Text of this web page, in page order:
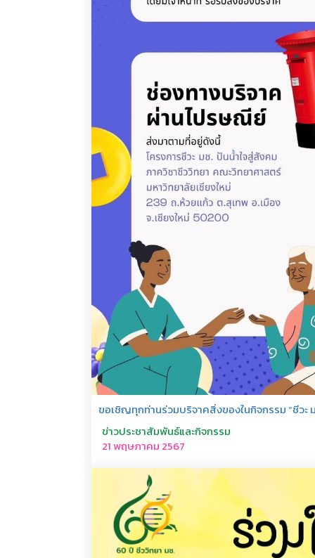
ขอเชิญทุกท่านร่วมบริจาคสิ่งของในกิจกรรม “ชีวะ
ข่าวประชาสัมพันธ์และกิจกรรม
21 พฤษภาคม 2567